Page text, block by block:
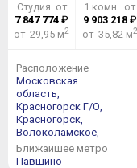
Студия от
7 847 774 ₽
от 29,95 м2
1 комн. от
9 903 218₽
от 35,82 м2
Расположение
Московская
область,
Красногорск Г/О,
Красногорск,
Волоколамское,
Ближайшее метро
Павшино